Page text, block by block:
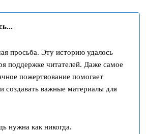
просьба. Эту историю удалось
поддержке читателей. Даже самое
пожертвование помогает
создавать важные материалы для
нужна как никогда.